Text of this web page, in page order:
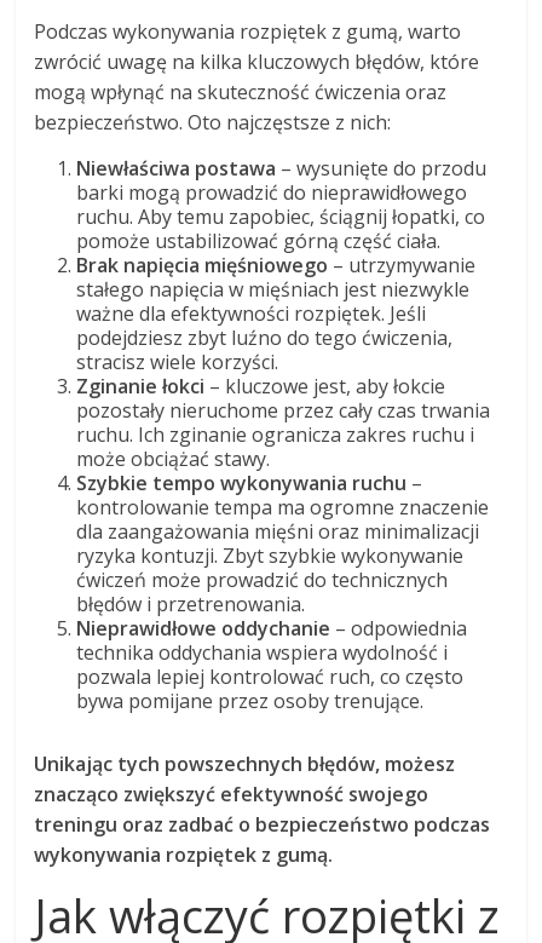
Podczas wykonywania rozpiętek z gumą, warto
zwrócić uwagę na kilka kluczowych błędów, które
mogą wpłynąć na skuteczność ćwiczenia oraz
bezpieczeństwo. Oto najczęstsze z nich:
Niewłaściwa postawa – wysunięte do przodu
barki mogą prowadzić do nieprawidłowego
ruchu. Aby temu zapobiec, ściągnij łopatki, co
pomoże ustabilizować górną część ciała.
Brak napięcia mięśniowego – utrzymywanie
stałego napięcia w mięśniach jest niezwykle
ważne dla efektywności rozpiętek. Jeśli
podejdziesz zbyt luźno do tego ćwiczenia,
stracisz wiele korzyści.
Zginanie łokci – kluczowe jest, aby łokcie
pozostały nieruchome przez cały czas trwania
ruchu. Ich zginanie ogranicza zakres ruchu i
może obciążać stawy.
Szybkie tempo wykonywania ruchu –
kontrolowanie tempa ma ogromne znaczenie
dla zaangażowania mięśni oraz minimalizacji
ryzyka kontuzji. Zbyt szybkie wykonywanie
ćwiczeń może prowadzić do technicznych
błędów i przetrenowania.
Nieprawidłowe oddychanie – odpowiednia
technika oddychania wspiera wydolność i
pozwala lepiej kontrolować ruch, co często
bywa pomijane przez osoby trenujące.
Unikając tych powszechnych błędów, możesz
znacząco zwiększyć efektywność swojego
treningu oraz zadbać o bezpieczeństwo podczas
wykonywania rozpiętek z gumą.
Jak włączyć rozpiętki z